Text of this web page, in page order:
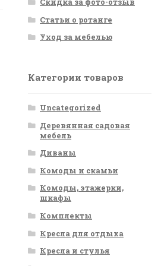
Статьи о ротанге
Уход за мебелью
Категории товаров
Uncategorized
Деревянная садовая
мебель
Диваны
Комоды и скамьи
Комоды, этажерки,
шкафы
Комплекты
Кресла для отдыха
Кресла и стулья